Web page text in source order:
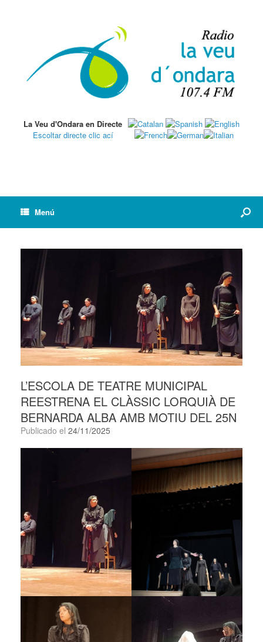
La Veu d'Ondara en Directe
Escoltar directe clic ací
Menú
L’ESCOLA DE TEATRE MUNICIPAL
REESTRENA EL CLÀSSIC LORQUIÀ DE
BERNARDA ALBA AMB MOTIU DEL 25N
Publicado el 24/11/2025